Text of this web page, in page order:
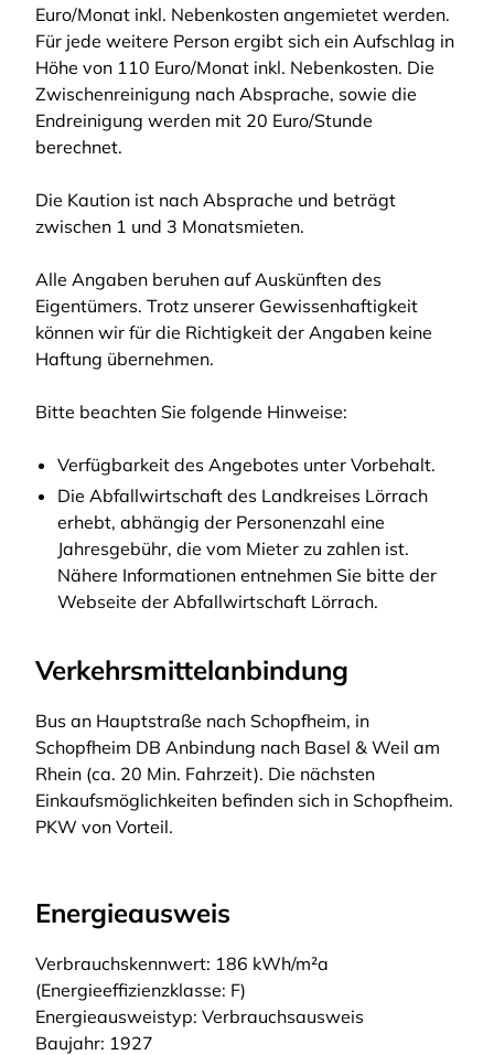
Euro/Monat inkl. Nebenkosten angemietet werden.
Für jede weitere Person ergibt sich ein Aufschlag in
Höhe von 110 Euro/Monat inkl. Nebenkosten. Die
Zwischenreinigung nach Absprache, sowie die
Endreinigung werden mit 20 Euro/Stunde
berechnet.
Die Kaution ist nach Absprache und beträgt
zwischen 1 und 3 Monatsmieten.
Alle Angaben beruhen auf Auskünften des
Eigentümers. Trotz unserer Gewissenhaftigkeit
können wir für die Richtigkeit der Angaben keine
Haftung übernehmen.
Bitte beachten Sie folgende Hinweise:
Verfügbarkeit des Angebotes unter Vorbehalt.
Die Abfallwirtschaft des Landkreises Lörrach
erhebt, abhängig der Personenzahl eine
Jahresgebühr, die vom Mieter zu zahlen ist.
Nähere Informationen entnehmen Sie bitte der
Webseite der Abfallwirtschaft Lörrach.
Verkehrsmittelanbindung
Bus an Hauptstraße nach Schopfheim, in
Schopfheim DB Anbindung nach Basel & Weil am
Rhein (ca. 20 Min. Fahrzeit). Die nächsten
Einkaufsmöglichkeiten befinden sich in Schopfheim.
PKW von Vorteil.
Energieausweis
Verbrauchskennwert: 186 kWh/m²a
(Energieeffizienzklasse: F)
Energieausweistyp: Verbrauchsausweis
Baujahr: 1927